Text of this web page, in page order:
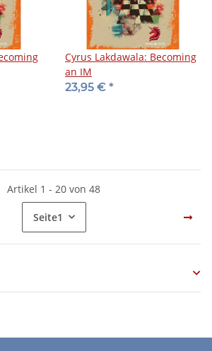
Cyrus Lakdawala: Becoming
an IM
23,95 € *
Artikel 1 - 20 von 48
Seite1